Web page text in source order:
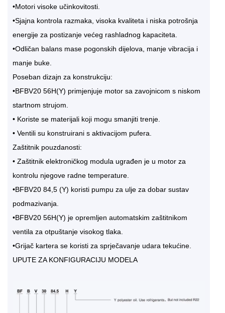
•Motori visoke učinkovitosti.
•Sjajna kontrola razmaka, visoka kvaliteta i niska potrošnja
energije za postizanje većeg rashladnog kapaciteta.
•Odličan balans mase pogonskih dijelova, manje vibracija i
manje buke.
Poseban dizajn za konstrukciju:
•BFBV20 56H(Y) primjenjuje motor sa zavojnicom s niskom
startnom strujom.
• Koriste se materijali koji mogu smanjiti trenje.
• Ventili su konstruirani s aktivacijom pufera.
Zaštitnik pouzdanosti:
• Zaštitnik elektroničkog modula ugrađen je u motor za
kontrolu njegove radne temperature.
•BFBV20 84,5 (Y) koristi pumpu za ulje za dobar sustav
podmazivanja.
•BFBV20 56H(Y) je opremljen automatskim zaštitnikom
ventila za otpuštanje visokog tlaka.
•Grijač kartera se koristi za sprječavanje udara tekućine.
UPUTE ZA KONFIGURACIJU MODELA